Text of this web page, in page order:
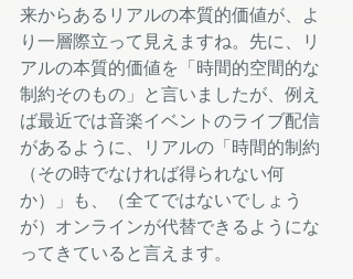
来からあるリアルの本質的価値が、よ
り一層際立って見えますね。先に、リ
アルの本質的価値を「時間的空間的な
制約そのもの」と言いましたが、例え
ば最近では音楽イベントのライブ配信
があるように、リアルの「時間的制約
（その時でなければ得られない何
か）」も、（全てではないでしょう
が）オンラインが代替できるようにな
ってきていると言えます。